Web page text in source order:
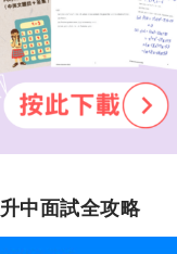
中面試全攻略